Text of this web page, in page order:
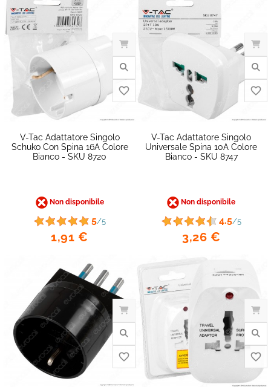
favorite_border
favorite_border
V-Tac Adattatore Singolo
Schuko Con Spina 16A Colore
Bianco - SKU 8720
Non disponibile
5/5
1,91 €
V-Tac Adattatore Singolo
Universale Spina 10A Colore
Bianco - SKU 8747
Non disponibile
4.5/5
3,26 €